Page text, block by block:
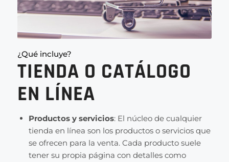
¿Qué incluye?
TIENDA O CATÁLOGO
EN LÍNEA
Productos y servicios: El núcleo de cualquier
tienda en línea son los productos o servicios que
se ofrecen para la venta. Cada producto suele
tener su propia página con detalles como